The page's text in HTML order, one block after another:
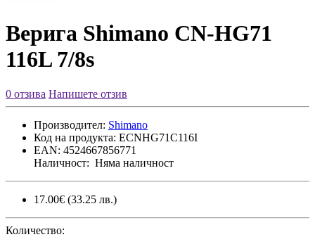
Верига Shimano CN-HG71
116L 7/8s
0 отзива Напишете отзив
Производител: Shimano
Код на продукта: ECNHG71C116I
EAN: 4524667856771
Наличност: Няма наличност
17.00€ (33.25 лв.)
Количество: